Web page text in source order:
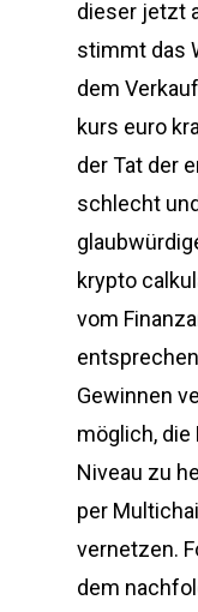
dieser jetzt
stimmt das
dem
kurs euro
der Tat der
schlecht
krypto
vom
Gewinnen
möglich, die
Niveau zu
per
vernetzen.
dem